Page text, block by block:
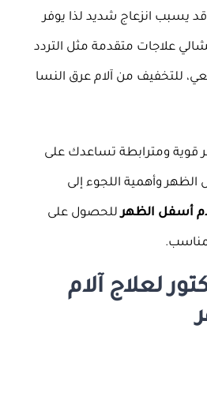
يسبب انزعاج شديد لذا يوفر
علاجات متقدمة مثل التردد
للتخفيف من آلام عرق النسا
قوية ومترابطة تساعدك على
وأهمية اللجوء إلى
أسفل الظهرللحصول على
لعلاج آلام